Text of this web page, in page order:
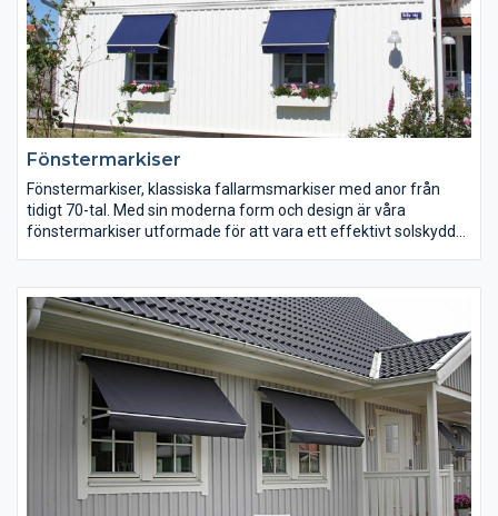
också hål för linor precis som en vanlig persienn.
Fönstermarkiser
Fönstermarkiser, klassiska fallarmsmarkiser med anor från
tidigt 70-tal. Med sin moderna form och design är våra
fönstermarkiser utformade för att vara ett effektivt solskydd